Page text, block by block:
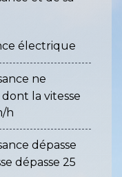
électrique
ne
la vitesse
h
dépasse
dépasse 25